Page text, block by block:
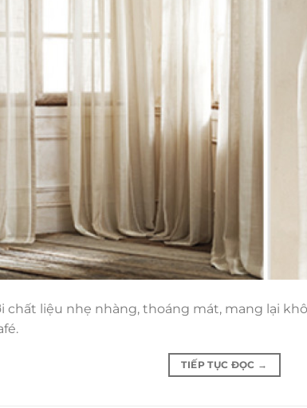
chất liệu nhẹ nhàng, thoáng mát, mang lại
TIẾP TỤC ĐỌC →